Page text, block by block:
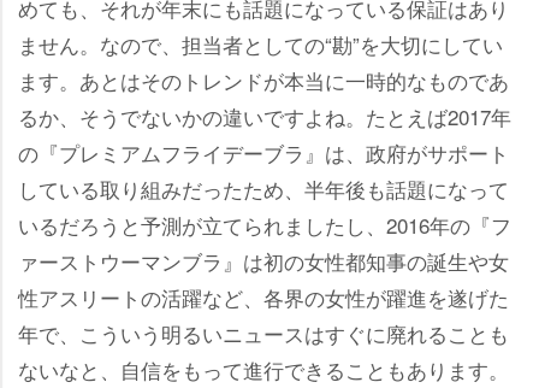
めても、それが年末にも話題になっている保証はあり
ません。なので、担当者としての“勘”を大切にしてい
ます。あとはそのトレンドが本当に一時的なものであ
るか、そうでないかの違いですよね。たとえば2017年
の『プレミアムフライデーブラ』は、政府がサポート
している取り組みだったため、半年後も話題になって
いるだろうと予測が立てられましたし、2016年の『フ
ァーストウーマンブラ』は初の女性都知事の誕生や女
性アスリートの活躍など、各界の女性が躍進を遂げた
年で、こういう明るいニュースはすぐに廃れることも
ないなと、自信をもって進行できることもあります。